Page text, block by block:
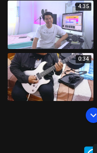
4:35
0:34